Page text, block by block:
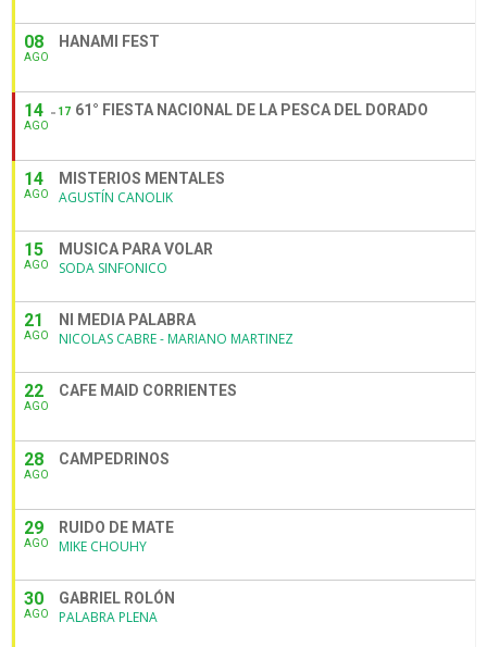
08
AGO
HANAMI FEST
14
AGO
17 61° FIESTA NACIONAL DE LA PESCA DEL DORADO
14
AGO
MISTERIOS MENTALES
AGUSTÍN CANOLIK
15
AGO
MUSICA PARA VOLAR
SODA SINFONICO
21
AGO
NI MEDIA PALABRA
NICOLAS CABRE - MARIANO MARTINEZ
22
AGO
CAFE MAID CORRIENTES
28
AGO
CAMPEDRINOS
29
AGO
RUIDO DE MATE
MIKE CHOUHY
30
AGO
GABRIEL ROLÓN
PALABRA PLENA